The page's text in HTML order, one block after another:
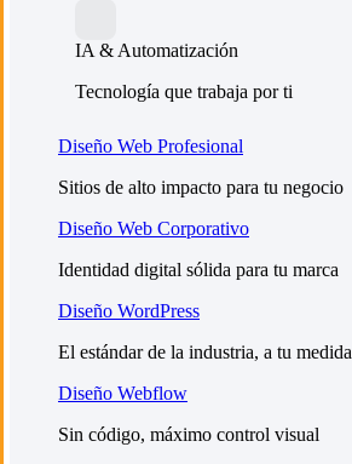
IA & Automatización
Tecnología que trabaja por ti
Diseño Web Profesional
Sitios de alto impacto para tu negocio
Diseño Web Corporativo
Identidad digital sólida para tu marca
Diseño WordPress
El estándar de la industria, a tu medida
Diseño Webflow
Sin código, máximo control visual